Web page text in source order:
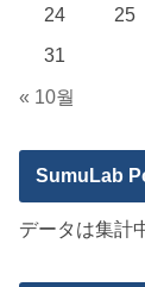
24
25
31
« 10월
SumuLab
データは集計